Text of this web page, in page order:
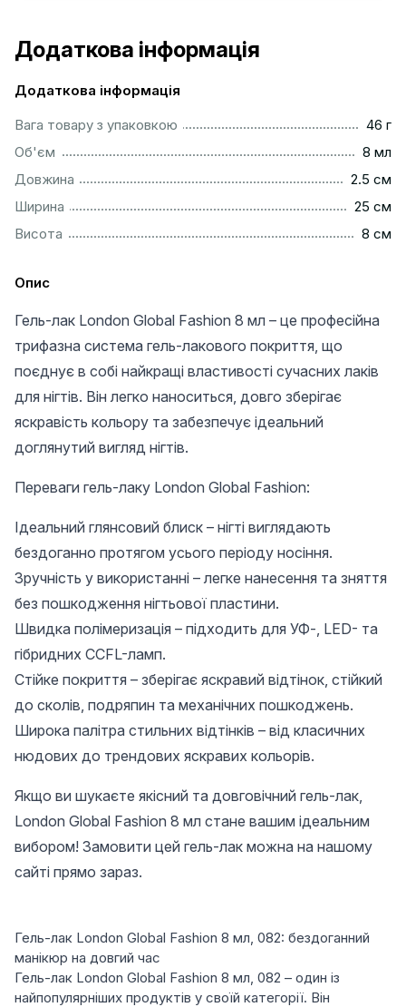
Додаткова інформація
Додаткова інформація
Вага товару з упаковкою
46 г
Об'єм
8 мл
Довжина
2.5 см
Ширина
25 см
Висота
8 см
Опис
Гель-лак London Global Fashion 8 мл – це професійна
трифазна система гель-лакового покриття, що
поєднує в собі найкращі властивості сучасних лаків
для нігтів. Він легко наноситься, довго зберігає
яскравість кольору та забезпечує ідеальний
доглянутий вигляд нігтів.
Переваги гель-лаку London Global Fashion:
Ідеальний глянсовий блиск – нігті виглядають
бездоганно протягом усього періоду носіння.
Зручність у використанні – легке нанесення та зняття
без пошкодження нігтьової пластини.
Швидка полімеризація – підходить для УФ-, LED- та
гібридних CCFL-ламп.
Стійке покриття – зберігає яскравий відтінок, стійкий
до сколів, подряпин та механічних пошкоджень.
Широка палітра стильних відтінків – від класичних
нюдових до трендових яскравих кольорів.
Якщо ви шукаєте якісний та довговічний гель-лак,
London Global Fashion 8 мл стане вашим ідеальним
вибором! Замовити цей гель-лак можна на нашому
сайті прямо зараз.
Гель-лак London Global Fashion 8 мл, 082: бездоганний
манікюр на довгий час
Гель-лак London Global Fashion 8 мл, 082 – один із
найпопулярніших продуктів у своїй категорії. Він